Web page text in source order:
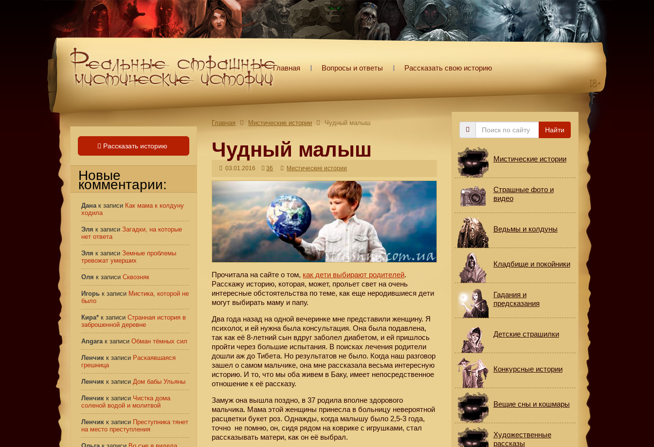
Главная Вопросы и ответы Рассказать свою историю
Главная Мистические истории Чудный малыш
Чудный малыш
03.01.2016 36 Мистические истории
Прочитала на сайте о том, как дети выбирают родителей.
Расскажу историю, которая, может, прольет свет на очень
интересные обстоятельства по теме, как еще неродившиеся дети
могут выбирать маму и папу.
Два года назад на одной вечеринке мне представили женщину. Я
психолог, и ей нужна была консультация. Она была подавлена,
так как её 8-летний сын вдруг заболел диабетом, и ей пришлось
пройти через большие испытания. В поисках лечения родители
дошли аж до Тибета. Но результатов не было. Когда наш разговор
зашел о самом мальчике, она мне рассказала весьма интересную
историю. И то, что мы оба живем в Баку, имеет непосредственное
отношение к её рассказу.
Замуж она вышла поздно, в 37 родила вполне здорового
мальчика. Мама этой женщины принесла в больницу невероятной
расцветки букет роз. Однажды, когда малышу было 2,5-3 года,
точно не помню, он, сидя рядом на коврике с игрушками, стал
рассказывать матери, как он её выбрал.
Рассказать историю
Новые
комментарии:
Данак записи Как мама к колдуну
ходила
Эля к записи Загадки, на которые
нет ответа
Эля к записи Земные проблемы
тревожат умерших
Оля к записи Сквозняк
Игорь к записи Мистика, которой не
было
Кира* к записи Странная история в
заброшенной деревне
Angaraк записи Обман тёмных сил
Ленчик к записи Раскаявшаяся
грешница
Ленчик к записи Дом бабы Ульяны
Ленчик к записи Чистка дома
соленой водой и молитвой
Ленчик к записи Преступника тянет
на место преступления
Поиск
Найти
Мистические истории
Страшные фото и
видео
Ведьмы и колдуны
Кладбище и покойники
Гадания и
предсказания
Детские страшилки
Конкурсные истории
Вещие сны и кошмары
Художественные
рассказы